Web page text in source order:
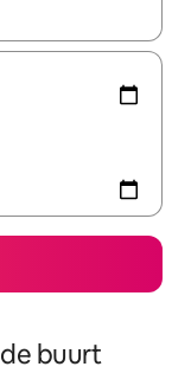
maak je een keuze
buurt